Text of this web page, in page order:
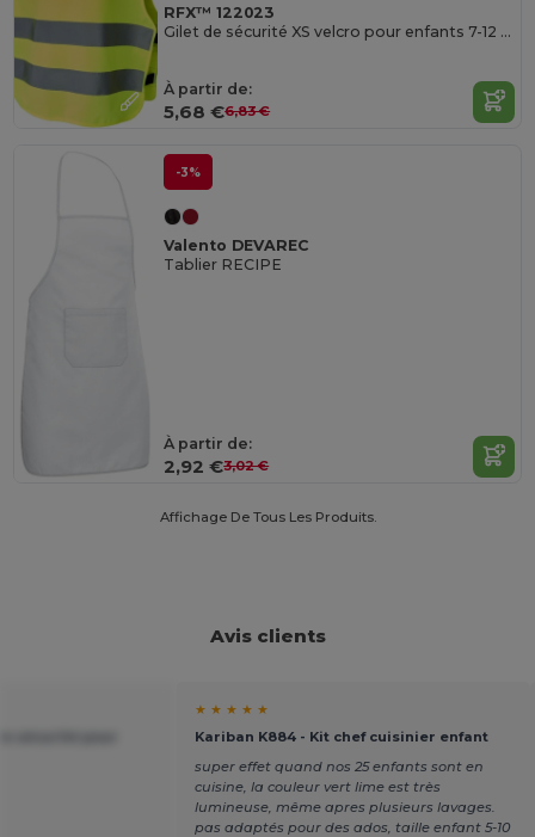
RFX™ 122023
Gilet de sécurité XS velcro pour enfants 7-12 ans Marie RFX™
À partir de:
5,68 €6,83 €
-3%
Valento DEVAREC
Tablier RECIPE
À partir de:
2,92 €3,02 €
Affichage De Tous Les Produits.
Avis clients
★ ★ ★ ★ ★
Kariban K884 - Kit chef cuisinier enfant
super effet quand nos 25 enfants sont en
cuisine, la couleur vert lime est très
lumineuse, même apres plusieurs lavages.
pas adaptés pour des ados, taille enfant 5-10